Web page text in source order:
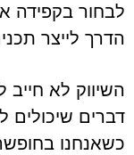
לבחור בקפידה
הדרך לייצר
השיווק לא
דברים
כשאנחנו